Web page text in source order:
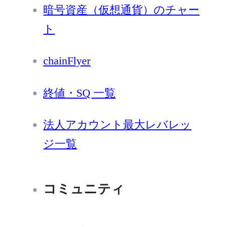
暗号資産（仮想通貨）のチャー
ト
chainFlyer
終値・SQ 一覧
法人アカウント最大レバレッ
ジ一覧
コミュニティ